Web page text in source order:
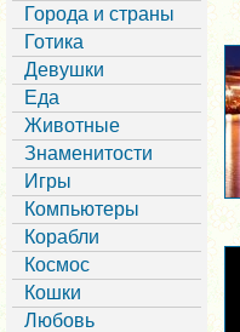
Города и страны
Готика
Девушки
Еда
Животные
Знаменитости
Игры
Компьютеры
Корабли
Космос
Кошки
Любовь